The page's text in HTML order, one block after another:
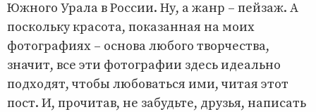
Южного Урала в России. Ну, а жанр – пейзаж. А
поскольку красота, показанная на моих
фотографиях – основа любого творчества,
значит, все эти фотографии здесь идеально
подходят, чтобы любоваться ими, читая этот
пост. И, прочитав, не забудьте, друзья, написать